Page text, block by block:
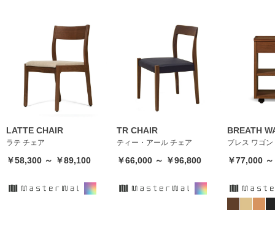
LATTE CHAIR
ラテ チェア
￥58,300 ～ ￥89,100
TR CHAIR
ティー・アール チェア
￥66,000 ～ ￥96,800
BREATH
ブレス ワゴン
￥77,000